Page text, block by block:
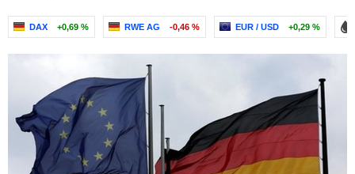
DAX +0,69 % RWE AG -0,46 % EUR / USD +0,29 %